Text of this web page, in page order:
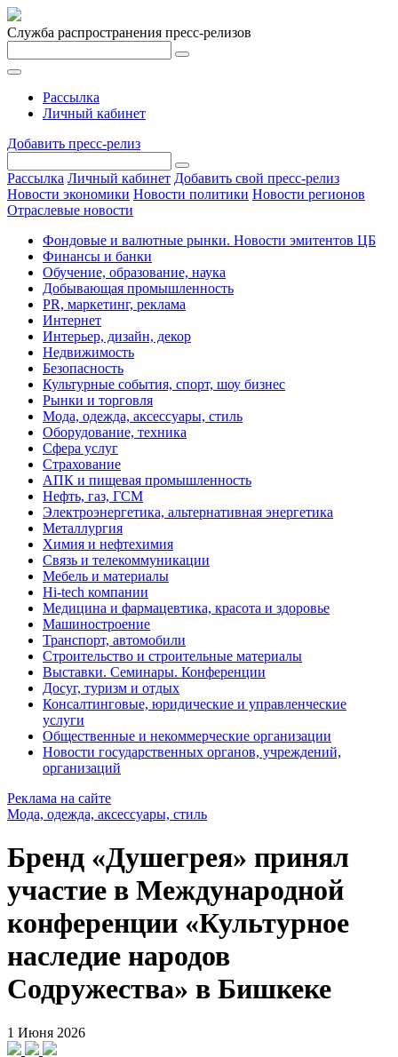
Служба распространения пресс-релизов
Рассылка
Личный кабинет
Добавить пресс-релиз
Рассылка Личный кабинет Добавить свой пресс-релиз
Новости экономики Новости политики Новости регионов
Отраслевые новости
Фондовые и валютные рынки. Новости эмитентов ЦБ
Финансы и банки
Обучение, образование, наука
Добывающая промышленность
PR, маркетинг, реклама
Интернет
Интерьер, дизайн, декор
Недвижимость
Безопасность
Культурные события, спорт, шоу бизнес
Рынки и торговля
Мода, одежда, аксессуары, стиль
Оборудование, техника
Сфера услуг
Страхование
АПК и пищевая промышленность
Нефть, газ, ГСМ
Электроэнергетика, альтернативная энергетика
Металлургия
Химия и нефтехимия
Связь и телекоммуникации
Мебель и материалы
Hi-tech компании
Медицина и фармацевтика, красота и здоровье
Машиностроение
Транспорт, автомобили
Строительство и строительные материалы
Выставки. Семинары. Конференции
Досуг, туризм и отдых
Консалтинговые, юридические и управленческие
услуги
Общественные и некоммерческие организации
Новости государственных органов, учреждений,
организаций
Реклама на сайте
Мода, одежда, аксессуары, стиль
Бренд «Душегрея» принял
участие в Международной
конференции «Культурное
наследие народов
Содружества» в Бишкеке
1 Июня 2026